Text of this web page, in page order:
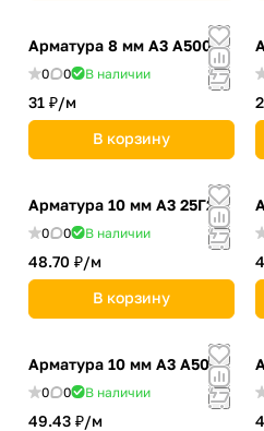
Арматура 8 мм А3 А500
0 0 В наличии
31 ₽/м
В корзину
Арматура 10 мм А3 25Г2С
0 0 В наличии
48.70 ₽/м
В корзину
Арматура 10 мм А3 А500
0 0 В наличии
49.43 ₽/м